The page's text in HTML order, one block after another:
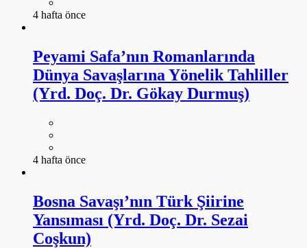
4 hafta önce
Peyami Safa’nın Romanlarında
Dünya Savaşlarına Yönelik Tahliller
(Yrd. Doç. Dr. Gökay Durmuş)
4 hafta önce
Bosna Savaşı’nın Türk Şiirine
Yansıması (Yrd. Doç. Dr. Sezai
Coşkun)